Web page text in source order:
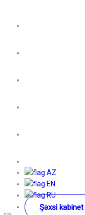
AZ
EN
RU
Şəxsi kabinet